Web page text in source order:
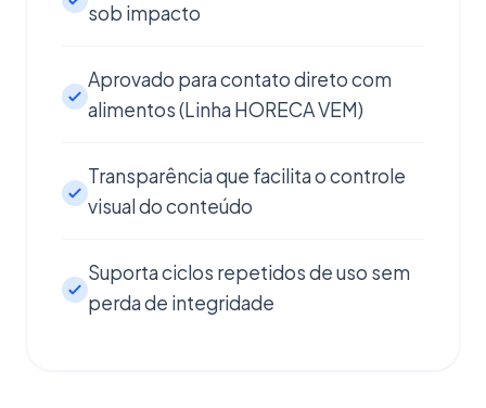
sob impacto
Aprovado para contato direto com
alimentos (Linha HORECA VEM)
Transparência que facilita o controle
visual do conteúdo
Suporta ciclos repetidos de uso sem
perda de integridade